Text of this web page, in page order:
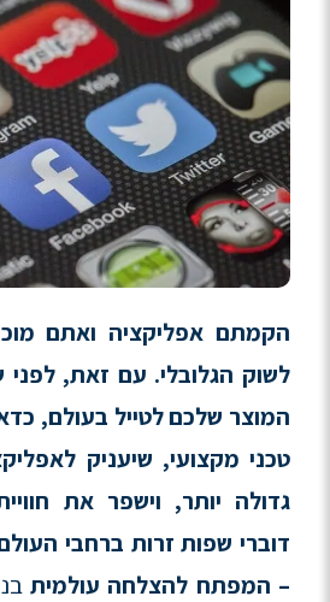
הקמתם אפליקציה ואתם
לשוק הגלובלי. עם זאת,
המוצר שלכם לטייל בעולם,
טכני מקצועי, שיעניק
גדולה יותר, וישפר את
דוברי שפות זרות ברחבי
– המפתח להצלחה עולמית